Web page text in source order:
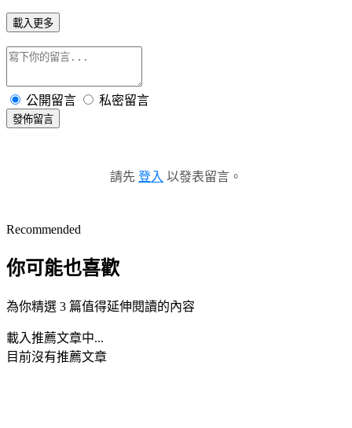
載入更多
公開留言 私密留言
發佈留言
請先 登入 以發表留言。
Recommended
你可能也喜歡
為你精選 3 篇值得延伸閱讀的內容
載入推薦文章中...
目前沒有推薦文章